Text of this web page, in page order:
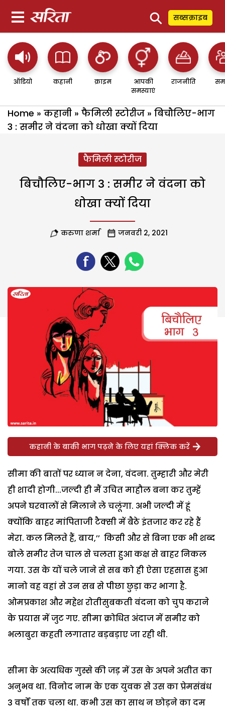
⚲ सब्सक्राइब
ऑडियो कहानी क्राइम
आपकी
समस्याएं
राजनीति
Home » कहानी » फैमिली स्टोरीज » बिचौलिए-भाग
3 : समीर ने वंदना को धोखा क्यों दिया
फैमिली स्टोरीज
बिचौलिए-भाग 3 : समीर ने वंदना को
धोखा क्यों दिया
करुणा शर्मा जनवरी 2, 2021
कहानी के बाकी भाग पढ़ने के लिए यहां क्लिक करें
सीमा की बातों पर ध्यान न देना, वंदना. तुम्हारी और मेरी
ही शादी होगी...जल्दी ही मैं उचित माहौल बना कर तुम्हें
अपने घरवालों से मिलाने ले चलूंगा. अभी जल्दी में हूं
क्योंकि बाहर मांपिताजी टैक्सी में बैठे इंतजार कर रहे हैं
मेरा. कल मिलते हैं, बाय,’’ किसी और से बिना एक भी शब्द
बोले समीर तेज चाल से चलता हुआ कक्ष से बाहर निकल
गया. उस के यों चले जाने से सब को ही ऐसा एहसास हुआ
मानो वह वहां से उन सब से पीछा छुड़ा कर भागा है.
ओमप्रकाश और महेश रोतीसुबकती वंदना को चुप कराने
के प्रयास में जुट गए. सीमा क्रोधित अंदाज में समीर को
भलाबुरा कहती लगातार बड़बड़ाए जा रही थी.
सीमा के अत्यधिक गुस्से की जड़ में उस के अपने अतीत का
अनुभव था. विनोद नाम के एक युवक से उस का प्रेमसंबंध
3 वर्षों तक चला था. कभी उस का साथ न छोड़ने का दम